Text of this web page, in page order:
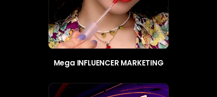
Mega INFLUENCER MARKETING